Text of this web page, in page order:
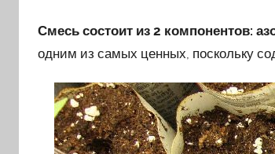
Смесь состоит из 2 компонентов:
одним из самых ценных, поскольку